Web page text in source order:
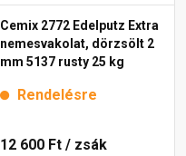
Cemix 2772 Edelputz Extra
nemesvakolat, dörzsölt 2
mm 5137 rusty 25 kg
Rendelésre
12 600 Ft / zsák